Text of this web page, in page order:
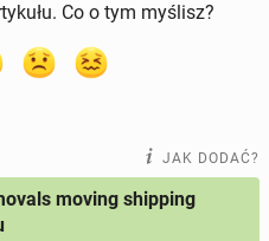
Co o tym myślisz?
JAK DODAĆ?
moving shipping